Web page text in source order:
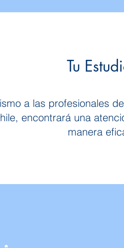
Tu
a las profesionales
encontrará una
manera